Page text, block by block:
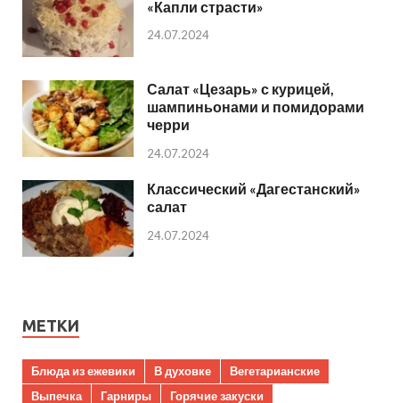
«Капли страсти»
24.07.2024
Салат «Цезарь» с курицей,
шампиньонами и помидорами
черри
24.07.2024
Классический «Дагестанский»
салат
24.07.2024
МЕТКИ
Блюда из ежевики В духовке
Вегетарианские
Выпечка
Гарниры
Горячие закуски